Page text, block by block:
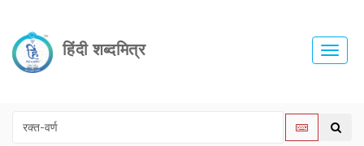
हिंदी शब्दमित्र